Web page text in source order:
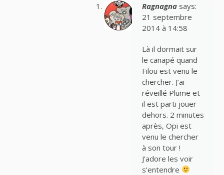
Ragnagna says:
21 septembre
2014 à 14:58
Là il dormait sur
le canapé quand
Filou est venu le
chercher. J’ai
réveillé Plume et
il est parti jouer
dehors. 2 minutes
après, Opi est
venu le chercher
à son tour !
J’adore les voir
s’entendre